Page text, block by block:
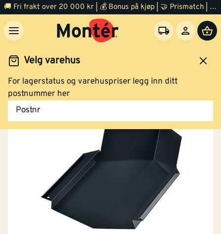
🚚 Fri frakt over 20 000 kr | 💰 Bonus på kjøp | 🤝 Prismatch | ⭐ 100% fornøyd garanti | 🏪 140 byggevarehus
Velg varehus
For lagerstatus og varehuspriser legg inn ditt
postnummer her
Postnr
Tak og pipe Takplater